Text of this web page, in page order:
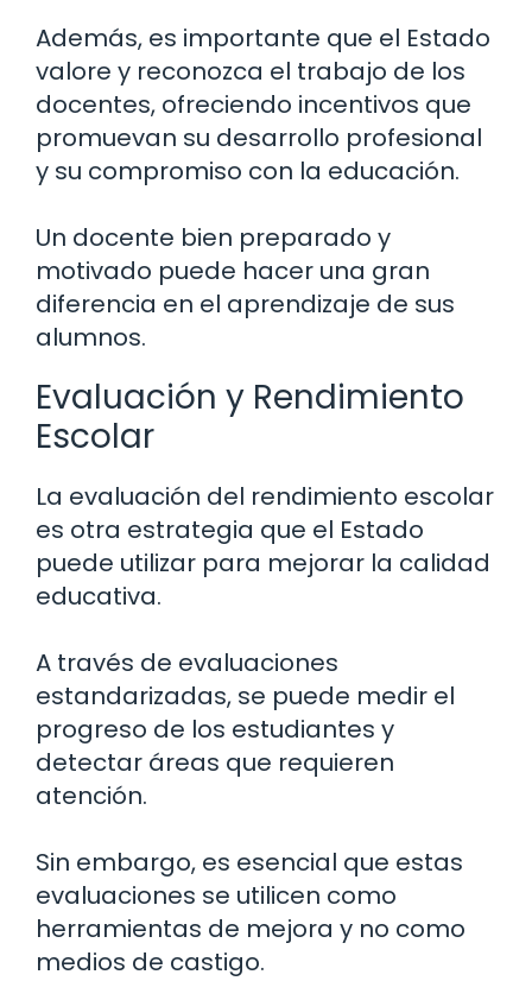
Además, es importante que el Estado
valore y reconozca el trabajo de los
docentes, ofreciendo incentivos que
promuevan su desarrollo profesional
y su compromiso con la educación.
Un docente bien preparado y
motivado puede hacer una gran
diferencia en el aprendizaje de sus
alumnos.
Evaluación y Rendimiento
Escolar
La evaluación del rendimiento escolar
es otra estrategia que el Estado
puede utilizar para mejorar la calidad
educativa.
A través de evaluaciones
estandarizadas, se puede medir el
progreso de los estudiantes y
detectar áreas que requieren
atención.
Sin embargo, es esencial que estas
evaluaciones se utilicen como
herramientas de mejora y no como
medios de castigo.